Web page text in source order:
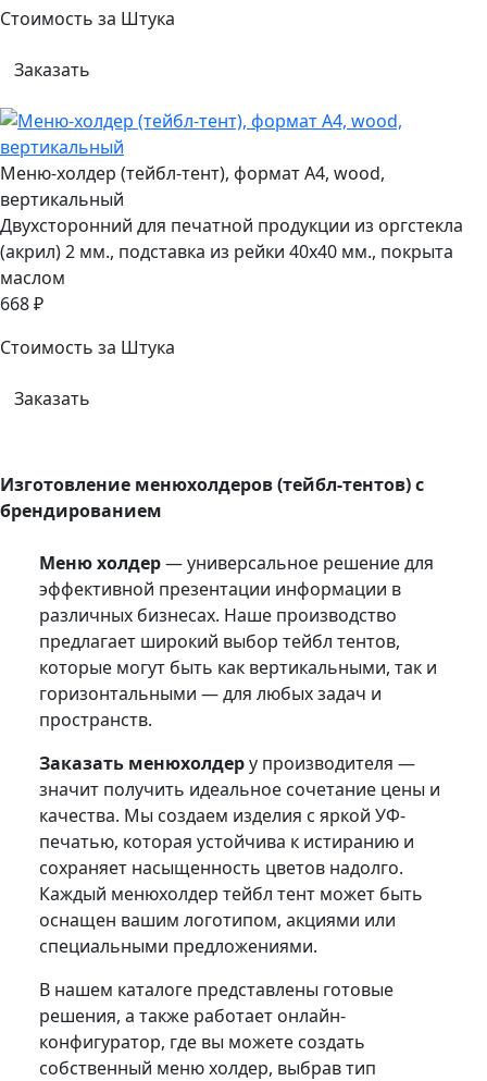
Стоимость за Штука
Заказать
Меню-холдер (тейбл-тент), формат А4, wood,
вертикальный
Двухсторонний для печатной продукции из оргстекла
(акрил) 2 мм., подставка из рейки 40х40 мм., покрыта
маслом
668 ₽
Стоимость за Штука
Заказать
Изготовление менюхолдеров (тейбл-тентов) с
брендированием
Меню холдер— универсальное решение для
эффективной презентации информации в
различных бизнесах. Наше производство
предлагает широкий выбор тейбл тентов,
которые могут быть как вертикальными, так и
горизонтальными — для любых задач и
пространств.
Заказать менюхолдеру производителя —
значит получить идеальное сочетание цены и
качества. Мы создаем изделия с яркой УФ-
печатью, которая устойчива к истиранию и
сохраняет насыщенность цветов надолго.
Каждый менюхолдер тейбл тент может быть
оснащен вашим логотипом, акциями или
специальными предложениями.
В нашем каталоге представлены готовые
решения, а также работает онлайн-
конфигуратор, где вы можете создать
собственный меню холдер, выбрав тип